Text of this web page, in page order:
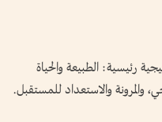
رئيسية: الطبيعة والحياة
والمرونة والاستعداد للمستقبل.